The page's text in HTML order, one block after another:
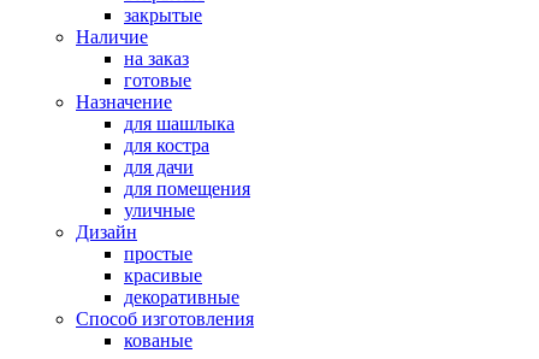
закрытые
Наличие
на заказ
готовые
Назначение
для шашлыка
для костра
для дачи
для помещения
уличные
Дизайн
простые
красивые
декоративные
Способ изготовления
кованые